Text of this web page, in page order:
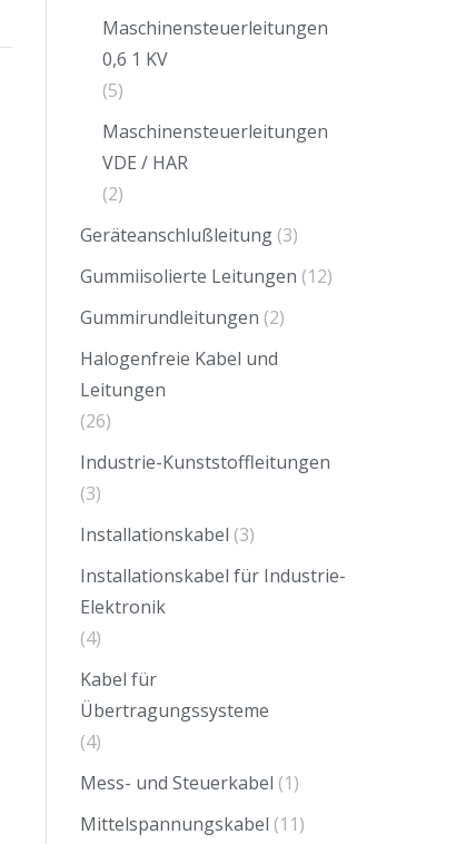
Maschinensteuerleitungen
0,6 1 KV
(5)
Maschinensteuerleitungen
VDE / HAR
(2)
Geräteanschlußleitung (3)
Gummiisolierte Leitungen (12)
Gummirundleitungen (2)
Halogenfreie Kabel und
Leitungen
(26)
Industrie-Kunststoffleitungen
(3)
Installationskabel (3)
Installationskabel für Industrie-
Elektronik
(4)
Kabel für
Übertragungssysteme
(4)
Mess- und Steuerkabel (1)
Mittelspannungskabel (11)